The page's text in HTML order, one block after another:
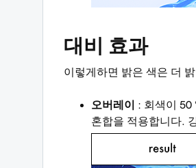
대비 효과
이렇게하면 밝은 색은 더
오버레이
: 회색이 50
혼합을 적용합니다.